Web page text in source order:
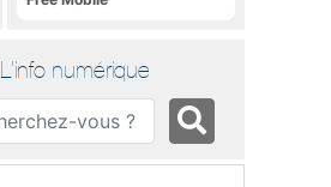
L'info numérique